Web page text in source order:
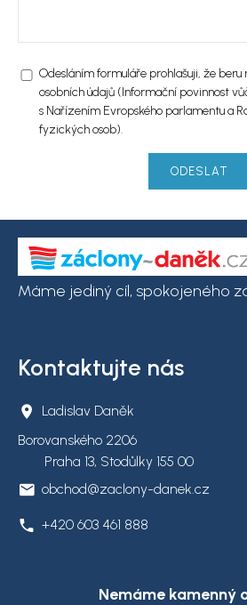
Odesláním formuláře prohlašuji, že
osobních údajů (Informační povinnost
s Nařízením Evropského parlamentu a
fyzických osob).
Máme jediný cíl, spokojeného
Kontaktujte nás
Ladislav Daněk
Borovanského 2206
Praha 13, Stodůlky 155 00
obchod@zaclony-danek.cz
+420 603 461 888
Nemáme kamenný